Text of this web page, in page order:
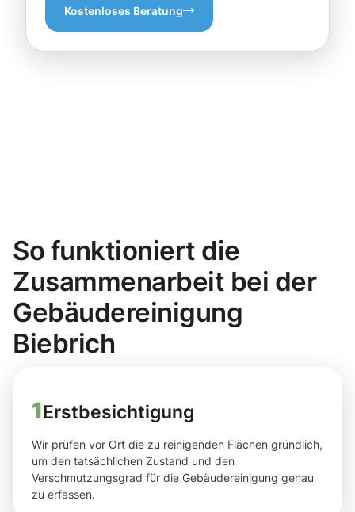
Kostenloses Beratung
So funktioniert die
Zusammenarbeit bei der
Gebäudereinigung
Biebrich
1Erstbesichtigung
Wir prüfen vor Ort die zu reinigenden Flächen gründlich,
um den tatsächlichen Zustand und den
Verschmutzungsgrad für die Gebäudereinigung genau
zu erfassen.